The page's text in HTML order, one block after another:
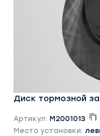
Диск тормозной
Артикул: M2001013
Место установки: